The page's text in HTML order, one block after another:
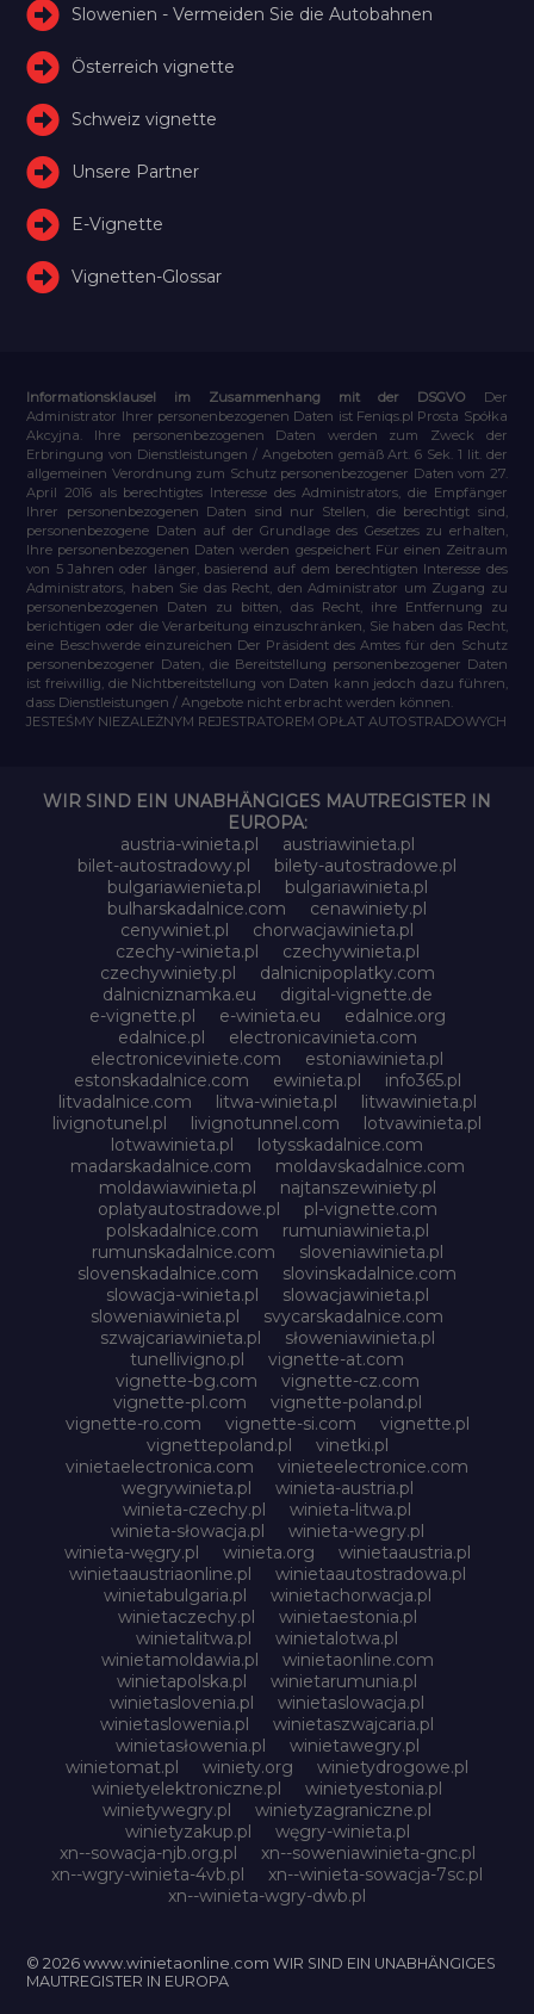
Slowenien - Vermeiden Sie die Autobahnen
Österreich vignette
Schweiz vignette
Unsere Partner
E-Vignette
Vignetten-Glossar
Informationsklausel im Zusammenhang mit der DSGVO
Der
Administrator Ihrer personenbezogenen Daten ist Feniqs.pl Prosta Spółka
Akcyjna. Ihre personenbezogenen Daten werden zum Zweck der
Erbringung von Dienstleistungen / Angeboten gemäß Art. 6 Sek. 1 lit. der
allgemeinen Verordnung zum Schutz personenbezogener Daten vom 27.
April 2016 als berechtigtes Interesse des Administrators, die Empfänger
Ihrer personenbezogenen Daten sind nur Stellen, die berechtigt sind,
personenbezogene Daten auf der Grundlage des Gesetzes zu erhalten,
Ihre personenbezogenen Daten werden gespeichert Für einen Zeitraum
von 5 Jahren oder länger, basierend auf dem berechtigten Interesse des
Administrators, haben Sie das Recht, den Administrator um Zugang zu
personenbezogenen Daten zu bitten, das Recht, ihre Entfernung zu
berichtigen oder die Verarbeitung einzuschränken, Sie haben das Recht,
eine Beschwerde einzureichen Der Präsident des Amtes für den Schutz
personenbezogener Daten, die Bereitstellung personenbezogener Daten
ist freiwillig, die Nichtbereitstellung von Daten kann jedoch dazu führen,
dass Dienstleistungen / Angebote nicht erbracht werden können.
JESTEŚMY NIEZALEŻNYM REJESTRATOREM OPŁAT AUTOSTRADOWYCH
WIR SIND EIN UNABHÄNGIGES MAUTREGISTER IN
EUROPA:
austria-winieta.pl
austriawinieta.pl
bilet-autostradowy.pl
bilety-autostradowe.pl
bulgariawienieta.pl
bulgariawinieta.pl
bulharskadalnice.com
cenawiniety.pl
cenywiniet.pl
chorwacjawinieta.pl
czechy-winieta.pl
czechywinieta.pl
czechywiniety.pl
dalnicnipoplatky.com
dalnicniznamka.eu
digital-vignette.de
e-vignette.pl
e-winieta.eu
edalnice.org
edalnice.pl
electronicavinieta.com
electroniceviniete.com
estoniawinieta.pl
estonskadalnice.com
ewinieta.pl
info365.pl
litvadalnice.com
litwa-winieta.pl
litwawinieta.pl
livignotunel.pl
livignotunnel.com
lotvawinieta.pl
lotwawinieta.pl
lotysskadalnice.com
madarskadalnice.com
moldavskadalnice.com
moldawiawinieta.pl
najtanszewiniety.pl
oplatyautostradowe.pl
pl-vignette.com
polskadalnice.com
rumuniawinieta.pl
rumunskadalnice.com
sloveniawinieta.pl
slovenskadalnice.com
slovinskadalnice.com
slowacja-winieta.pl
slowacjawinieta.pl
sloweniawinieta.pl
svycarskadalnice.com
szwajcariawinieta.pl
słoweniawinieta.pl
tunellivigno.pl
vignette-at.com
vignette-bg.com
vignette-cz.com
vignette-pl.com
vignette-poland.pl
vignette-ro.com
vignette-si.com
vignette.pl
vignettepoland.pl
vinetki.pl
vinietaelectronica.com
vinieteelectronice.com
wegrywinieta.pl
winieta-austria.pl
winieta-czechy.pl
winieta-litwa.pl
winieta-słowacja.pl
winieta-wegry.pl
winieta-węgry.pl
winieta.org
winietaaustria.pl
winietaaustriaonline.pl
winietaautostradowa.pl
winietabulgaria.pl
winietachorwacja.pl
winietaczechy.pl
winietaestonia.pl
winietalitwa.pl
winietalotwa.pl
winietamoldawia.pl
winietaonline.com
winietapolska.pl
winietarumunia.pl
winietaslovenia.pl
winietaslowacja.pl
winietaslowenia.pl
winietaszwajcaria.pl
winietasłowenia.pl
winietawegry.pl
winietomat.pl
winiety.org
winietydrogowe.pl
winietyelektroniczne.pl
winietyestonia.pl
winietywegry.pl
winietyzagraniczne.pl
winietyzakup.pl
węgry-winieta.pl
xn--sowacja-njb.org.pl
xn--soweniawinieta-gnc.pl
xn--wgry-winieta-4vb.pl
xn--winieta-sowacja-7sc.pl
xn--winieta-wgry-dwb.pl
© 2026 www.winietaonline.com WIR SIND EIN UNABHÄNGIGES
MAUTREGISTER IN EUROPA